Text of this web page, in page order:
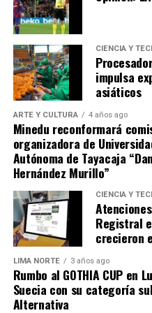
otras labores sociales que
muchísimo éxito siendo
Y con frases como:
eternos candidatos del
mejor”, “Alcaldes sin
otras, ha logrado calar en
sus 18 años de
en la gestión pública lo
CIENCIA Y
impulsa
asiáticos
ARTE Y CULTURA 4 años ago
Minedu reconformará
organizadora de
Autónoma de Tayacaja
Hernández Murillo”
CIENCIA Y
Registral
crecieron
LIMA NORTE 3 años ago
Rumbo al GOTHIA CUP en
Suecia con su categoría
Alternativa